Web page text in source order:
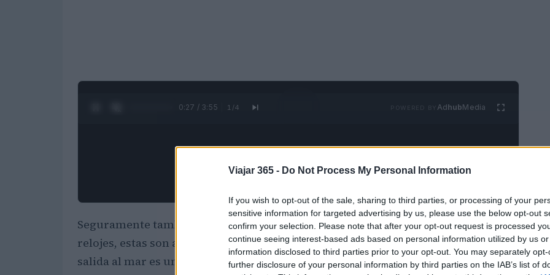
Viajar 365 - Do Not Process My Personal Information
If you wish to opt-out of the sale, sharing to third parties, or processing of your
sensitive information for targeted advertising by us, please use the below opt-out
confirm your selection. Please note that after your opt-out request is processed
continue seeing interest-based ads based on personal information utilized by us
information disclosed to third parties prior to your opt-out. You may separately
further disclosure of your personal information by third parties on the IAB’s list of
0:28 / 3:55 1 /4 AdhubMedia
Seguramente también está pensando en el chocolate suizo, el queso suizo y los
relojes, estas son algunas de las cosas que ya conoce deSuiza. Pero este país sin
salida al mar es un paraíso para cualquiera que busque unos paisajes realmente